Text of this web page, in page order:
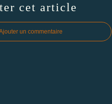
cet article
un commentaire